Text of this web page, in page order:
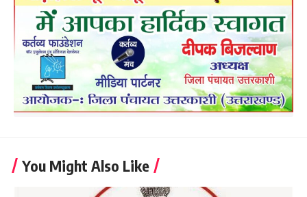
You Might Also Like